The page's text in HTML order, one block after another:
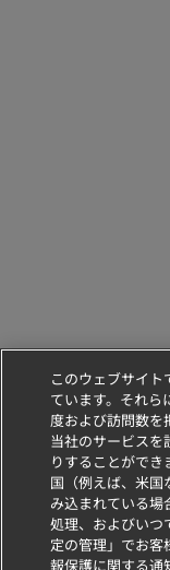
このウェブサイ
ています。それら
度および訪問数を
当社のサービスを
りすることがで
国（例えば、米国
み込まれている場
処理、およびいつ
定の管理」でお